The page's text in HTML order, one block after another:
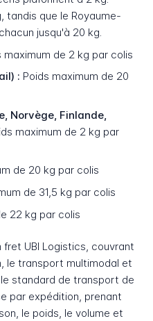
tandis que le Royaume-
jusqu'à 20 kg.
maximum de 2 kg par colis
: Poids maximum de 20
Norvège, Finlande,
maximum de 2 kg par
de 20 kg par colis
de 31,5 kg par colis
22 kg par colis
UBI Logistics, couvrant
le transport multimodal et
standard de transport de
par expédition, prenant
le poids, le volume et